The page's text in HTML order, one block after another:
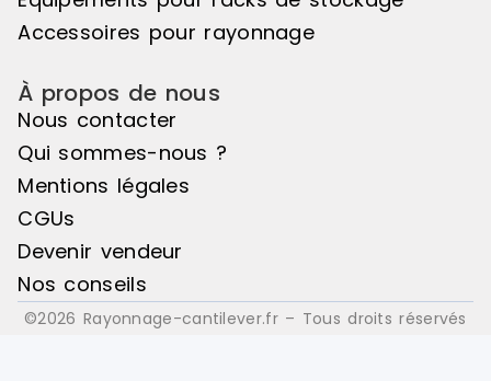
Accessoires pour rayonnage
À propos de nous
Nous contacter
Qui sommes-nous ?
Mentions légales
CGUs
Devenir vendeur
Nos conseils
©2026 Rayonnage-cantilever.fr – Tous droits réservés